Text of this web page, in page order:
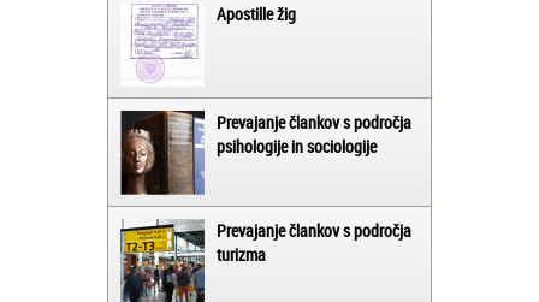
Apostille žig
Prevajanje člankov s področja
psihologije in sociologije
Prevajanje člankov s področja
turizma